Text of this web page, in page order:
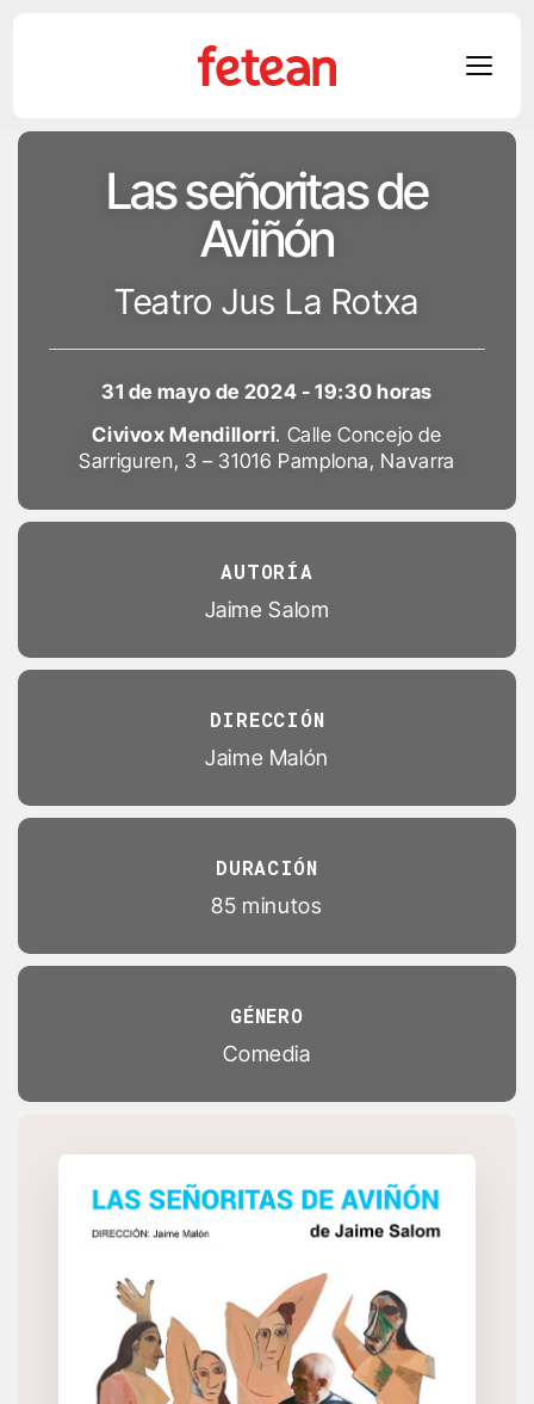
Skip
Las señoritas de
Aviñón
Teatro Jus La Rotxa
31 de mayo de 2024 - 19:30 horas
Civivox Mendillorri. Calle Concejo de
Sarriguren, 3 – 31016 Pamplona, Navarra
AUTORÍA
Jaime Salom
DIRECCIÓN
Jaime Malón
DURACIÓN
85 minutos
GÉNERO
Comedia